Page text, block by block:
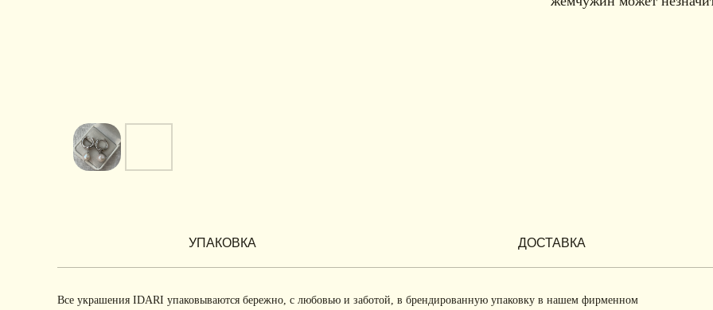
УПАКОВКА ДОСТАВКА
Все украшения IDARI упаковываются бережно, с любовью и заботой, в брендированную упаковку в нашем фирменном